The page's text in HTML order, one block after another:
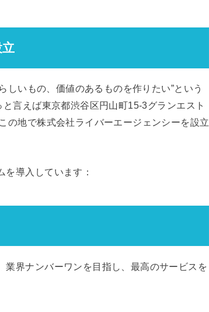
しいもの、価値のあるものを作りたい”という
言えば東京都渋谷区円山町15-3グランエスト
の地で株式会社ライバーエージェンシーを設立
導入しています：
界ナンバーワンを目指し、最高のサービスを